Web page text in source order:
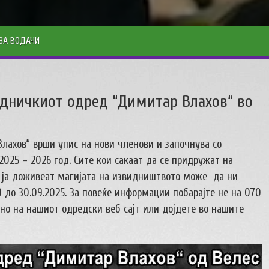
ВОДАЧИ
одред “Димитар Влахов“ во
врши упис на нови членови и започнува со
– 2026 год. Сите кои сакаат да се придружат на
доживеат магијата на извидништвото може да ни
30.09.2025. За повеќе информации побарајте не на 070
на нашиот одредски веб сајт или дојдете во нашите